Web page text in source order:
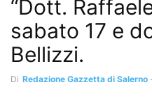
“Dott.
sabato 17 e
Bellizzi.
Di Redazione Gazzetta di Salerno